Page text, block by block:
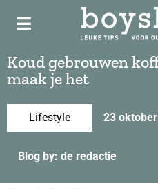
Koud gebrouwen
maak je het
Lifestyle 23
Blog by: de redactie